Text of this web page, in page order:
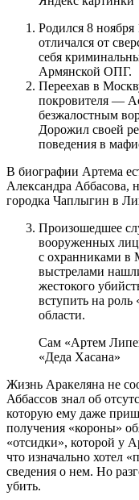
Родился 8
отличался от
себя
Армянской ОПГ.
Переехав в
покровителя —
безжалостным
Дорожил своей
поведения в
В биографии Артема
Александра Аббасова,
городка Чаплыгин в
Произошедшее
вооруженных лиц
с охранниками в
выстрелами
жестокого
вступить на
области.
Сам «Артем
«Деда Хасана»
Жизнь Аракеляна не
Аббассов знал об
которую ему даже
получения «короны»
«отсидки», которой у
что изначально хотел
сведения о нем. Но
убить.